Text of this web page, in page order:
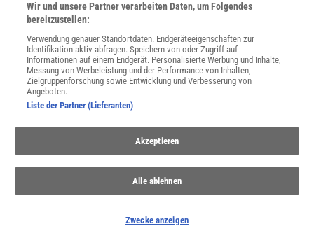
Anthropozän
Sollte die Erdgeschichte eine neue Epoche bekommen?
das entscheidend durch den Menschen geprägt wurde.
Wir und unsere Partner verarbeiten Daten, um Folgendes
bereitzustellen:
Verwendung genauer Standortdaten. Endgeräteeigenschaften zur
Identifikation aktiv abfragen. Speichern von oder Zugriff auf
Informationen auf einem Endgerät. Personalisierte Werbung und Inhalte,
Messung von Werbeleistung und der Performance von Inhalten,
Zielgruppenforschung sowie Entwicklung und Verbesserung von
Angeboten.
Liste der Partner (Lieferanten)
Akzeptieren
Alle ablehnen
Zwecke anzeigen